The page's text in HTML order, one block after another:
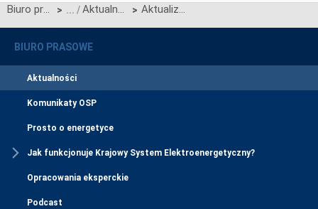
Biuro prasowe > Aktualności > Aktualizacja Scenariuszy wykorzystania procesów rynku energii CSIRE
BIURO PRASOWE
Aktualności
Komunikaty OSP
Prosto o energetyce
Jak funkcjonuje Krajowy System Elektroenergetyczny?
Opracowania eksperckie
Podcast